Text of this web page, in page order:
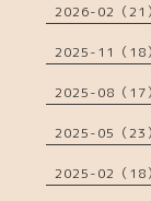
2026-02（21）
2025-11（18）
2025-08（17）
2025-05（23）
2025-02（18）